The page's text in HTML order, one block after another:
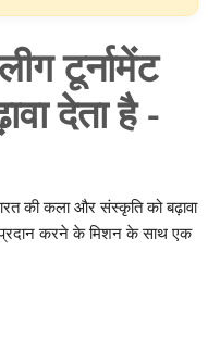
टूर्नामेंट
देता है -
की कला और संस्कृति को बढ़ावा
करने के मिशन के साथ एक